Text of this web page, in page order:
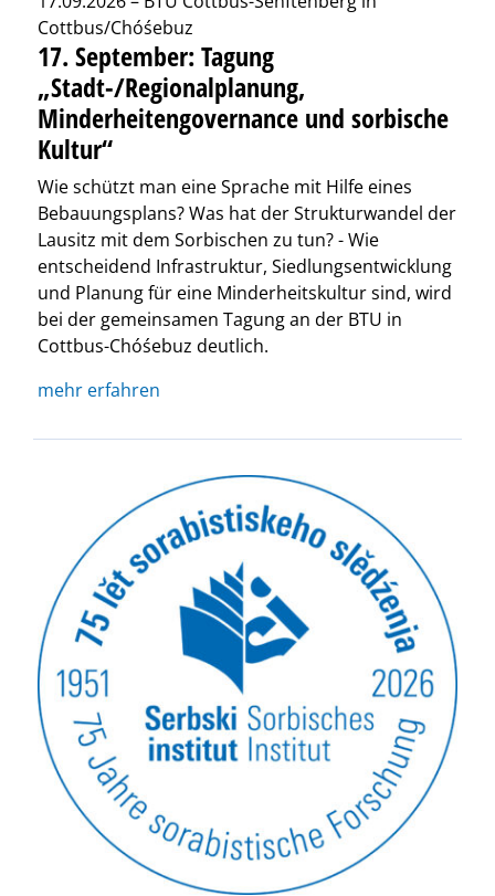
Cottbus/Chóśebuz
17. September: Tagung
„Stadt-/Regionalplanung,
Minderheitengovernance und sorbische
Kultur“
Wie schützt man eine Sprache mit Hilfe eines
Bebauungsplans? Was hat der Strukturwandel der
Lausitz mit dem Sorbischen zu tun? - Wie
entscheidend Infrastruktur, Siedlungsentwicklung
und Planung für eine Minderheitskultur sind, wird
bei der gemeinsamen Tagung an der BTU in
Cottbus-Chóśebuz deutlich.
mehr erfahren